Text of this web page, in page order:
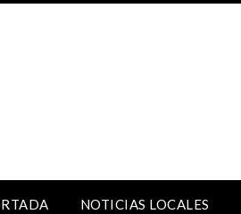
NOTICIAS LOCALES